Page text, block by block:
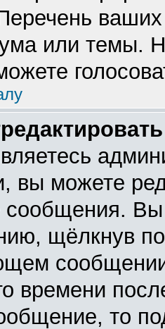
ваших
или темы.
вы можете
сообщения.
щёлкнув
времени
то